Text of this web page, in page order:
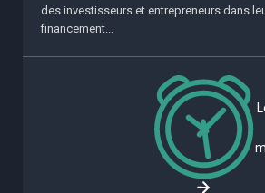
des investisseurs et entrepreneurs dans
financement...